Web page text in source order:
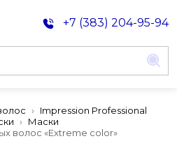
+7 (383) 204-95-94
Impression Professional
Маски
волос «Extreme color»